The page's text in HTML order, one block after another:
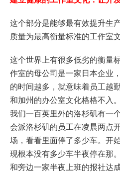
这个部分是能够最有效提升生
质量为最高衡量标准的工作室
这个世界上有很多低劣的衡量
作室的母公司是一家日本企业
的时间越多，就意味着员工越
和加州的办公室文化格格不入
我们一百英里外的洛杉矶有一
会派洛杉矶的员工在凌晨两点
场，看看里面停了多少车。开
现根本没有多少车半夜停在那
和旁边一家半夜上班的报社达